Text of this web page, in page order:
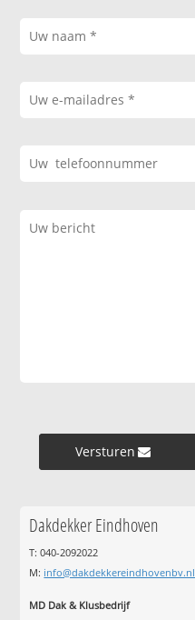
Versturen »
Dakdekker Eindhoven
T: 040-2092022
M: info@dakdekkereindhovenbv.nl
MD Dak & Klusbedrijf